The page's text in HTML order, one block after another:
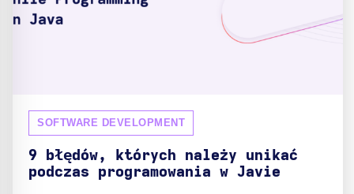
SOFTWARE DEVELOPMENT
9 błędów, których należy unikać
podczas programowania w Javie